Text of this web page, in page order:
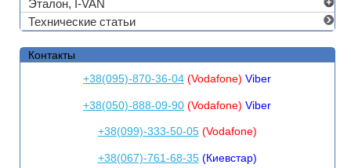
Эталон, I-VAN
Технические статьи
Контакты
+38(095)-870-36-04 (Vodafone)Viber
+38(050)-888-09-90 (Vodafone)Viber
+38(099)-333-50-05(Vodafone)
+38(067)-761-68-35(Киевстар)